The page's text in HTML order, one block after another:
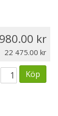
22 475.00
Köp